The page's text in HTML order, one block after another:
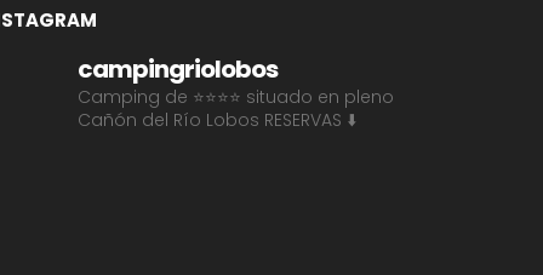
campingriolobos
Camping de ⭐⭐⭐⭐ situado en pleno
Cañón del Río Lobos RESERVAS ⬇️